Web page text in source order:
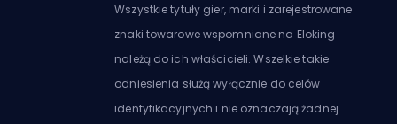
Wszystkie tytuły gier, marki i zarejestrowane
znaki towarowe wspomniane na Eloking
należą do ich właścicieli. Wszelkie takie
odniesienia służą wyłącznie do celów
identyfikacyjnych i nie oznaczają żadnej